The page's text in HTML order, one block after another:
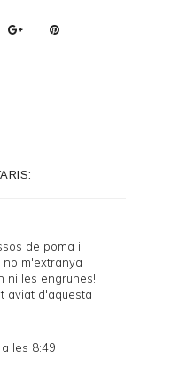
de poma i
no m'extranya
ni les engrunes!
aviat d'aquesta
les 8:49